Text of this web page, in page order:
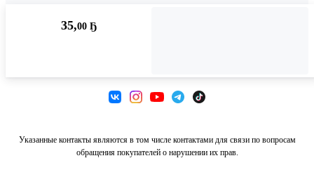
35,00 Ҕ
Указанные контакты являются в том числе контактами для связи по вопросам
обращения покупателей о нарушении их прав.